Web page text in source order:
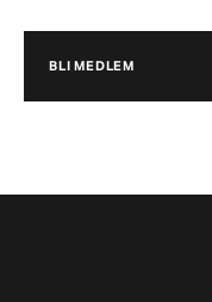
BLI MEDLEM